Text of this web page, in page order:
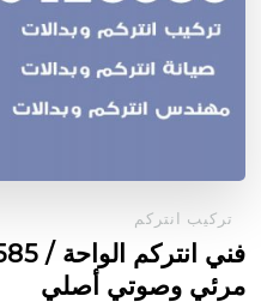
تركيب انتركم
مرئي وصوتي أصلي